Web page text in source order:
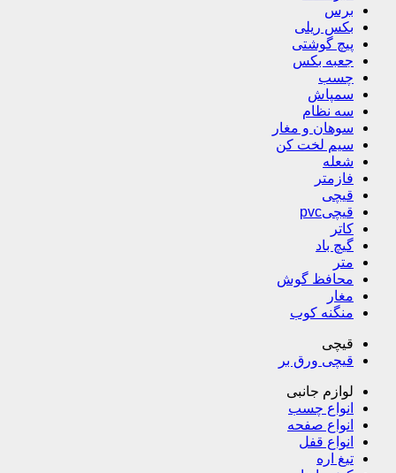
برس
بکس ریلی
پیچ گوشتی
جعبه بکس
چسب
سمپاش
سه نظام
سوهان و مغار
سیم لخت کن
شعله
فازمتر
قیچی
قیچیpvc
کاتر
گیچ باد
متر
محافظ گوش
مغار
منگنه کوب
قیچی
قیچی ورق بر
لوازم جانبی
انواع چسب
انواع صفحه
انواع قفل
تیغ اره